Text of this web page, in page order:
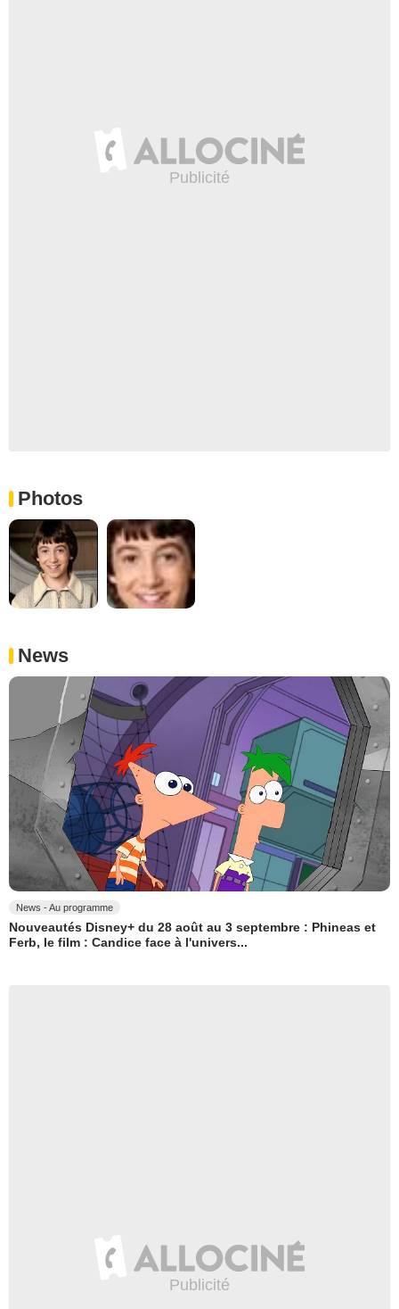
Photos
News
News - Au programme
Nouveautés Disney+ du 28 août au 3 septembre : Phineas et
Ferb, le film : Candice face à l'univers...